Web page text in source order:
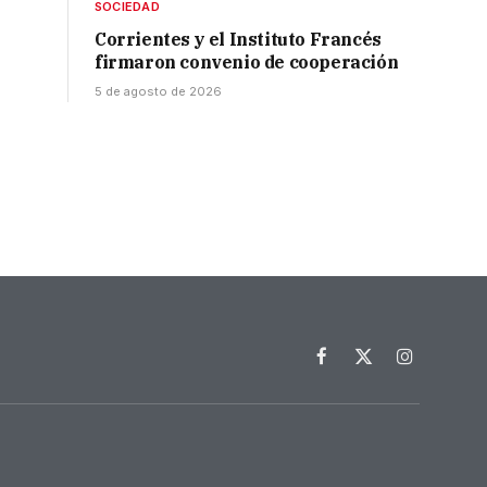
SOCIEDAD
Corrientes y el Instituto Francés
firmaron convenio de cooperación
5 de agosto de 2026
Facebook
X
Instagram